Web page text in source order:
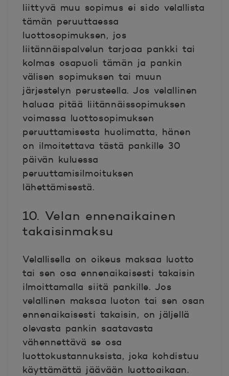
liittyvä muu sopimus ei sido velallista
tämän peruuttaessa
luottosopimuksen, jos
liitännäispalvelun tarjoaa pankki tai
kolmas osapuoli tämän ja pankin
välisen sopimuksen tai muun
järjestelyn perusteella. Jos velallinen
haluaa pitää liitännäissopimuksen
voimassa luottosopimuksen
peruuttamisesta huolimatta, hänen
on ilmoitettava tästä pankille 30
päivän kuluessa
peruuttamisilmoituksen
lähettämisestä.
10. Velan ennenaikainen
takaisinmaksu
Velallisella on oikeus maksaa luotto
tai sen osa ennenaikaisesti takaisin
ilmoittamalla siitä pankille. Jos
velallinen maksaa luoton tai sen osan
ennenaikaisesti takaisin, on jäljellä
olevasta pankin saatavasta
vähennettävä se osa
luottokustannuksista, joka kohdistuu
käyttämättä jäävään luottoaikaan.